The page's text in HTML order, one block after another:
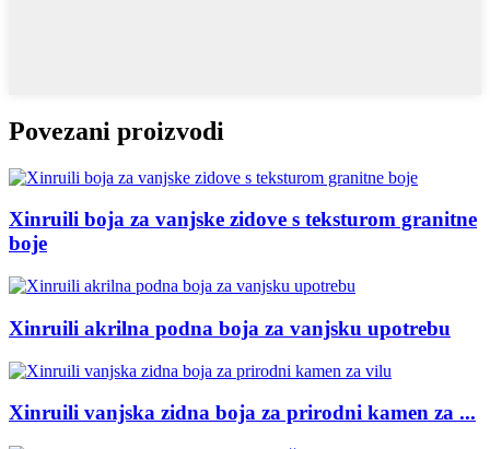
Povezani proizvodi
Xinruili boja za vanjske zidove s teksturom granitne
boje
Xinruili akrilna podna boja za vanjsku upotrebu
Xinruili vanjska zidna boja za prirodni kamen za ...